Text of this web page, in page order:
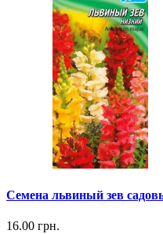
Семена львиный зев
16.00 грн.